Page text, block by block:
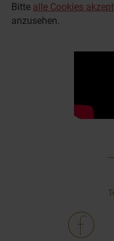
Bitte alle Cookies
anzusehen.